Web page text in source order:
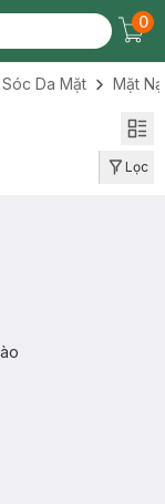
0
Da Mặt Mặt Nạ
Lọc